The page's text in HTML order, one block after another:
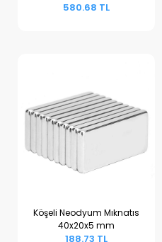
580.68 TL
Sepete Ekle
Köşeli Neodyum Mıknatıs
40x20x5 mm
188.73 TL